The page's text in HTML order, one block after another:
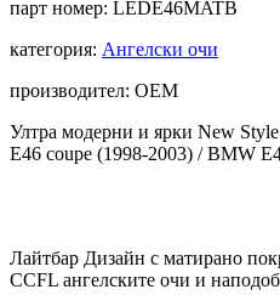
парт номер: LEDE46MATB
категория: Ангелски очи
производител: OEM
Ултра модерни и ярки New
E46 coupe (1998-2003) / BMW
Лайтбар Дизайн с матирано
CCFL ангелските очи и